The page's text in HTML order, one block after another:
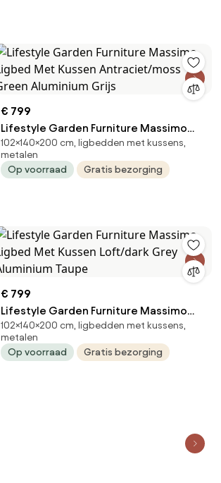
€ 799
Lifestyle Garden Furniture Massimo
Ligbed Met Kussen Antraciet/moss
Green Aluminium Grijs
102×140×200 cm, ligbedden met kussens,
metalen
Op voorraad
Gratis bezorging
€ 799
Lifestyle Garden Furniture Massimo
Ligbed Met Kussen Loft/dark Grey
Aluminium Taupe
102×140×200 cm, ligbedden met kussens,
metalen
Op voorraad
Gratis bezorging